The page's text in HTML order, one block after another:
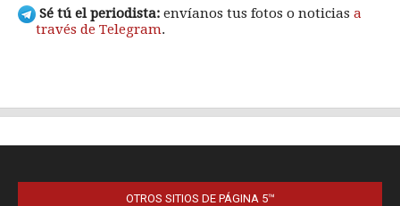
OTROS SITIOS DE PÁGINA 5™